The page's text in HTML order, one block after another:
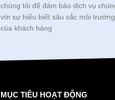
chúng tôi để đảm bảo dịch vụ
với sự hiểu biết sâu sắc môi
của khách hàng
MỤC TIÊU HOẠT ĐỘNG